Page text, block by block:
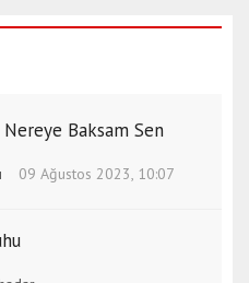
Nereye Baksam Sen
09 Ağustos 2023, 10:07